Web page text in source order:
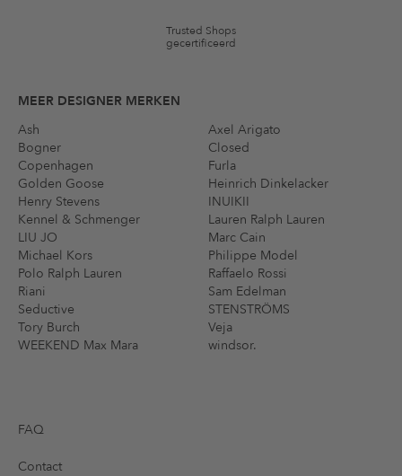
Trusted Shops
gecertificeerd
MEER DESIGNER MERKEN
Ash
Axel Arigato
Bogner
Closed
Copenhagen
Furla
Golden Goose
Heinrich Dinkelacker
Henry Stevens
INUIKII
Kennel & Schmenger
Lauren Ralph Lauren
LIU JO
Marc Cain
Michael Kors
Philippe Model
Polo Ralph Lauren
Raffaelo Rossi
Riani
Sam Edelman
Seductive
STENSTRÖMS
Tory Burch
Veja
WEEKEND Max Mara
windsor.
FAQ
Contact